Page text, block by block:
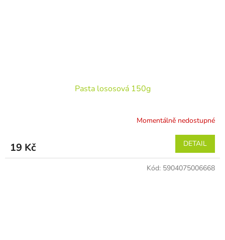
Pasta lososová 150g
Momentálně nedostupné
19 Kč DETAIL
Kód: 5904075006668